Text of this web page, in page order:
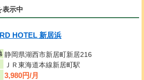
表示中
HOTEL 新居浜
静岡県湖西市新居町新居216
ＪＲ東海道本線新居町駅
3,980円/月